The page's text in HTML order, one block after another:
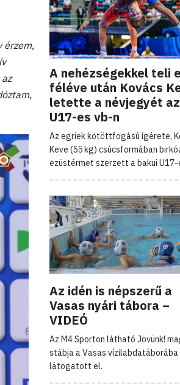
érzem,
A nehézségekkel teli
féléve után Kovács
letette a névjegyét az
U17-es vb-n
Az egriek kötöttfogású ígérete,
Keve (55 kg) csúcsformában
ezüstérmet szerzett a bakui U17-
Az idén is népszerű a
Vasas nyári tábora –
VIDEÓ
Az M4 Sporton látható Jövünk!
stábja a Vasas vízilabdatáborába
látogatott el.